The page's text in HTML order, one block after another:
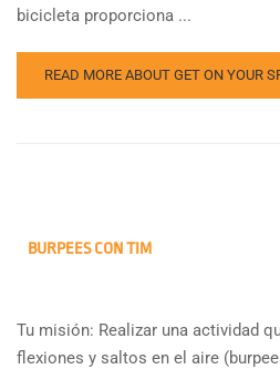
bicicleta proporciona ...
READ MORE ABOUT GET ON YOUR
BURPEES CON TIM
Tu misión: Realizar una actividad
flexiones y saltos en el aire